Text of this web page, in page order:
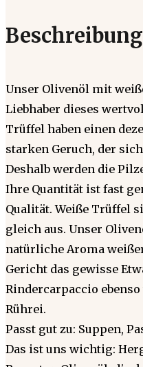
Beschreibung
Unser Olivenöl mit
Liebhaber dieses
Trüffel haben einen
starken Geruch, der
Deshalb werden die
Ihre Quantität ist fast
Qualität. Weiße Trüffel
gleich aus. Unser
natürliche Aroma
Gericht das gewisse
Rindercarpaccio
Rührei.
Passt gut zu: Suppen,
Das ist uns wichtig: